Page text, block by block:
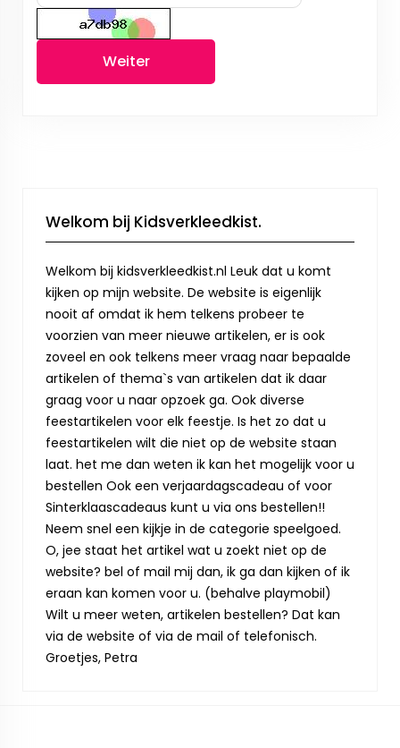
Weiter
Welkom bij Kidsverkleedkist.
Welkom bij kidsverkleedkist.nl Leuk dat u komt
kijken op mijn website. De website is eigenlijk
nooit af omdat ik hem telkens probeer te
voorzien van meer nieuwe artikelen, er is ook
zoveel en ook telkens meer vraag naar bepaalde
artikelen of thema`s van artikelen dat ik daar
graag voor u naar opzoek ga. Ook diverse
feestartikelen voor elk feestje. Is het zo dat u
feestartikelen wilt die niet op de website staan
laat. het me dan weten ik kan het mogelijk voor u
bestellen Ook een verjaardagscadeau of voor
Sinterklaascadeaus kunt u via ons bestellen!!
Neem snel een kijkje in de categorie speelgoed.
O, jee staat het artikel wat u zoekt niet op de
website? bel of mail mij dan, ik ga dan kijken of ik
eraan kan komen voor u. (behalve playmobil)
Wilt u meer weten, artikelen bestellen? Dat kan
via de website of via de mail of telefonisch.
Groetjes, Petra